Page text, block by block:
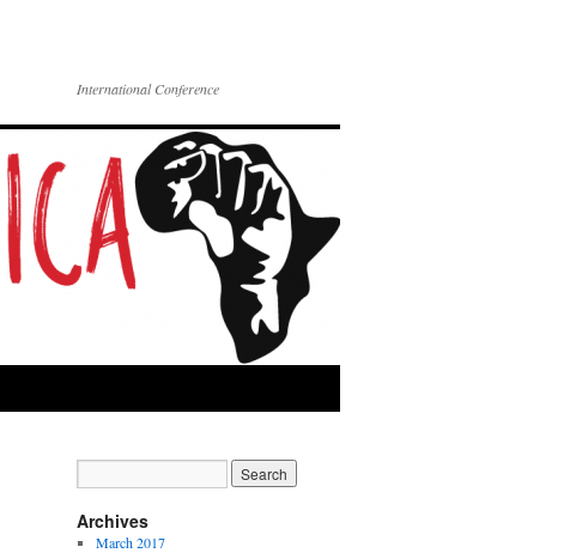
International Conference
Archives
March 2017